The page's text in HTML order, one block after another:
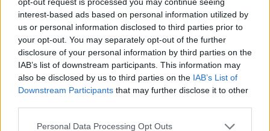
interest-based ads based on personal information utilized by
us or personal information disclosed to third parties prior to
your opt-out. You may separately opt-out of the further
disclosure of your personal information by third parties on the
IAB’s list of downstream participants. This information may
also be disclosed by us to third parties on the IAB’s List of
Downstream Participants that may further disclose it to other
Personal Data Processing Opt Outs
Articles récents
Facebook Accède à Vos Photos Sans Consentement:
Désactivez-le Facilement
Comment tourner la page après une rupture en 2026
Découvrez la clé simple